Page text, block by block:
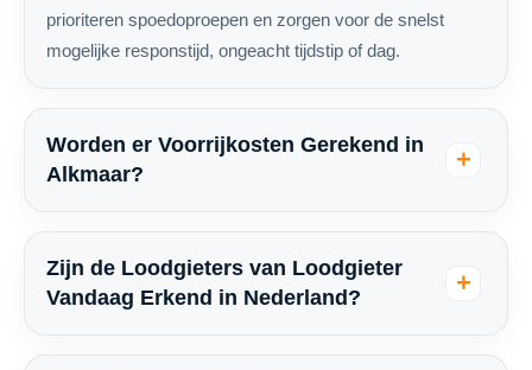
prioriteren spoedoproepen en zorgen voor de snelst
mogelijke responstijd, ongeacht tijdstip of dag.
Worden er Voorrijkosten Gerekend in
Alkmaar?
Zijn de Loodgieters van Loodgieter
Vandaag Erkend in Nederland?